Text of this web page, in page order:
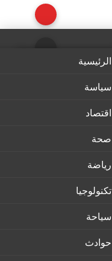
الرئيسية
سياسة
اقتصاد
صحة
رياضة
تكنولوجيا
سياحة
حوادث